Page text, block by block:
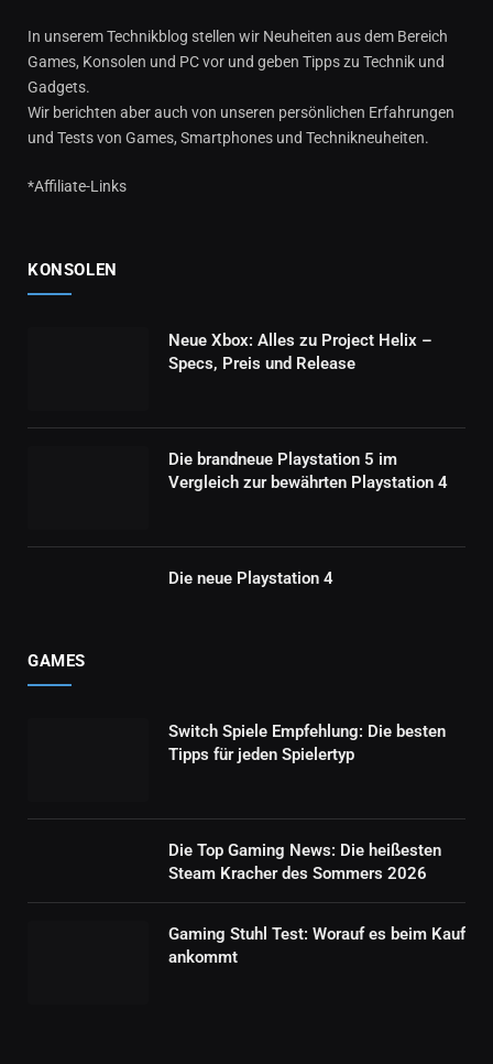
In unserem Technikblog stellen wir Neuheiten aus dem Bereich
Games, Konsolen und PC vor und geben Tipps zu Technik und
Gadgets.
Wir berichten aber auch von unseren persönlichen Erfahrungen
und Tests von Games, Smartphones und Technikneuheiten.
*Affiliate-Links
KONSOLEN
Neue Xbox: Alles zu Project Helix –
Specs, Preis und Release
Die brandneue Playstation 5 im
Vergleich zur bewährten Playstation 4
Die neue Playstation 4
GAMES
Switch Spiele Empfehlung: Die besten
Tipps für jeden Spielertyp
Die Top Gaming News: Die heißesten
Steam Kracher des Sommers 2026
Gaming Stuhl Test: Worauf es beim Kauf
ankommt